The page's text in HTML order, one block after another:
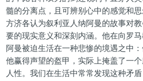
髓的分离点，且可辨别心中的感觉和
方济各认为叙利亚人纳阿曼的故事对
要的现实意义和深刻内涵。他在向罗
阿曼被迫生活在一种悲惨的境遇之中
他赢得声望的盔甲，实际上掩盖了一
人性。我们在生活中常常发现这种矛